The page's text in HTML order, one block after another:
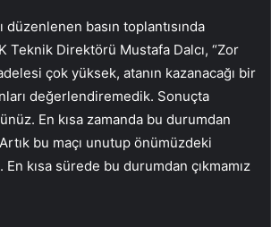
düzenlenen basın toplantısında
Teknik Direktörü Mustafa Dalcı, “Zor
çok yüksek, atanın kazanacağı bir
değerlendiremedik. Sonuçta
En kısa zamanda bu durumdan
bu maçı unutup önümüzdeki
En kısa sürede bu durumdan çıkmamız